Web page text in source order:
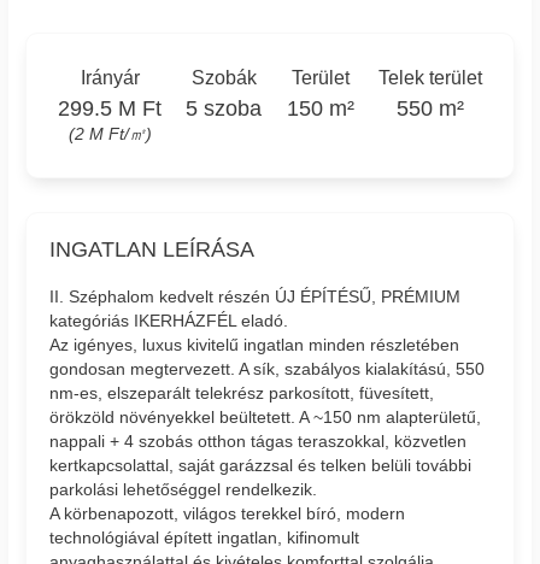
Irányár
299.5 M Ft
(2 M Ft/㎡)
Szobák
5 szoba
Terület
150 m²
Telek terület
550 m²
INGATLAN LEÍRÁSA
II. Széphalom kedvelt részén ÚJ ÉPÍTÉSŰ, PRÉMIUM
kategóriás IKERHÁZFÉL eladó.
Az igényes, luxus kivitelű ingatlan minden részletében
gondosan megtervezett. A sík, szabályos kialakítású, 550
nm-es, elszeparált telekrész parkosított, füvesített,
örökzöld növényekkel beültetett. A ~150 nm alapterületű,
nappali + 4 szobás otthon tágas teraszokkal, közvetlen
kertkapcsolattal, saját garázzsal és telken belüli további
parkolási lehetőséggel rendelkezik.
A körbenapozott, világos terekkel bíró, modern
technológiával épített ingatlan, kifinomult